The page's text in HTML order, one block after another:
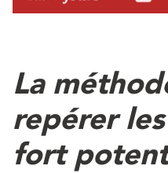
La
repérer
fort